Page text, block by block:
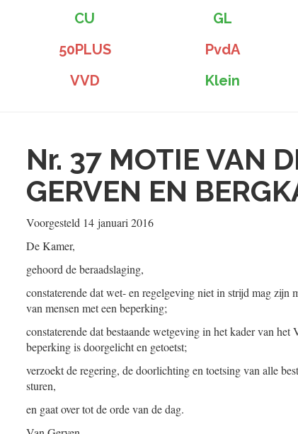
CU
GL
50PLUS
PvdA
VVD
Klein
Nr. 37 MOTIE VAN
GERVEN EN
Voorgesteld 14 januari 2016
De Kamer,
gehoord de beraadslaging,
constaterende dat wet- en regelgeving niet in strijd mag
van mensen met een beperking;
constaterende dat bestaande wetgeving in het kader van
beperking is doorgelicht en getoetst;
verzoekt de regering, de doorlichting en toetsing van alle
sturen,
en gaat over tot de orde van de dag.